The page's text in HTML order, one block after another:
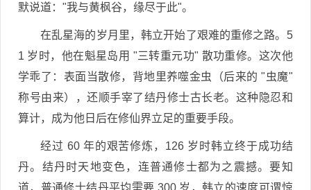
默说道："我与黄枫谷，缘尽于此"。
在乱星海的岁月里，韩立开始了艰难的重修之路。5
1 岁时，他在魁星岛用 "三转重元功" 散功重修。这次他
学乖了：表面当散修，背地里养噬金虫（后来的 "虫魔"
称号由来），还顺手宰了结丹修士古长老。这种隐忍和
算计，成为他日后在修仙界立足的重要手段。
经过 60 年的艰苦修炼，126 岁时韩立终于成功结
丹。结丹时天地变色，连普通修士都为之震撼。要知
道，普通修士结丹平均需要 300 岁，韩立的速度可谓惊